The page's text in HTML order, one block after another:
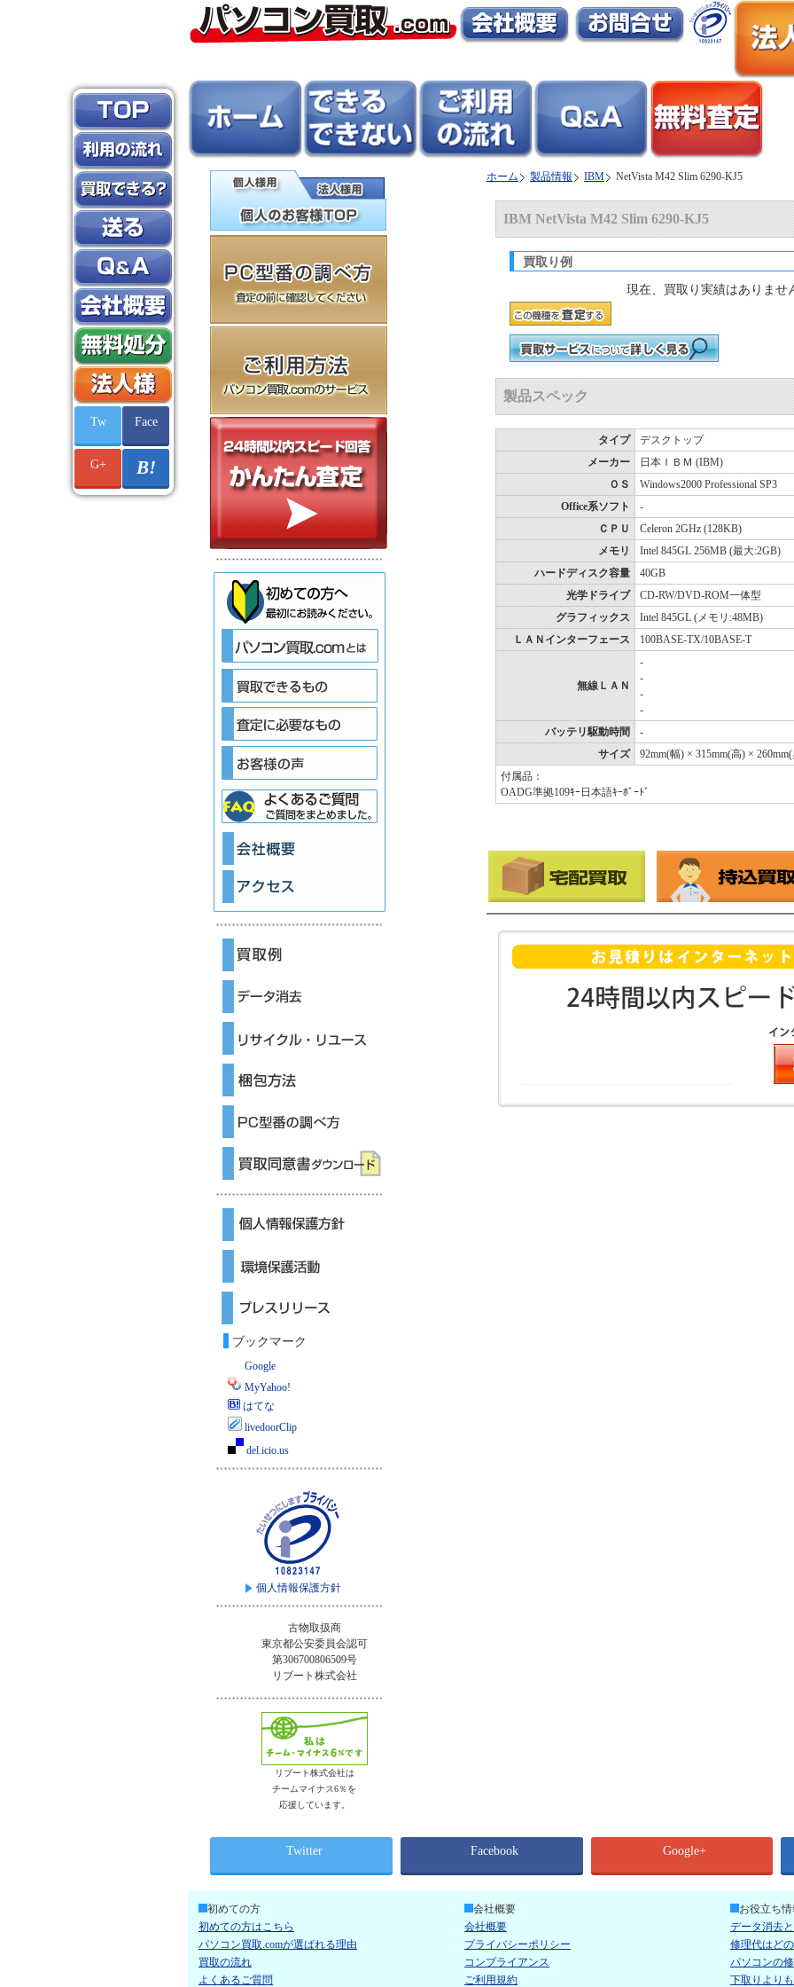
ホーム 製品情報 IBM NetVista M42 Slim 6290-KJ5
IBM NetVista M42 Slim 6290-KJ5
買取り例
現在、買取り実績はありませ
製品スペック
タイプ
デスクトップ
メーカー
日本ＩＢＭ (IBM)
ＯＳ
Windows2000 Professional SP3
Office系ソフト
-
ＣＰＵ
Celeron 2GHz (128KB)
メモリ
Intel 845GL 256MB (最大:2GB)
ハードディスク容量
40GB
光学ドライブ
CD-RW/DVD-ROM一体型
グラフィックス
Intel 845GL (メモリ:48MB)
ＬＡＮインターフェース
100BASE-TX/10BASE-T
無線ＬＡＮ
-
-
-
-
バッテリ駆動時間
-
サイズ
92mm(幅) × 315mm(高) ×
付属品：
OADG準拠109ｷｰ日本語ｷｰﾎﾞｰﾄﾞ
ブックマーク
Google
MyYahoo!
はてな
livedoorClip
del.icio.us
個人情報保護方針
古物取扱商
東京都公安委員会認可
第306700806509号
リブート株式会社
リブート株式会社は
チームマイナス6％を
応援しています。
Twitter Facebook Google+
初めての方
初めての方はこちら
パソコン買取.comが選ばれる理由
買取の流れ
よくあるご質問
会社概要
会社概要
プライバシーポリシー
コンプライアンス
ご利用規約
お役立ち
データ消去
修理代はど
パソコンの
下取りより
Tw Face
G+